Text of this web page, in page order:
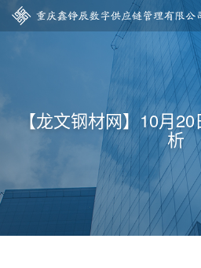
【龙文钢材网】10月
析